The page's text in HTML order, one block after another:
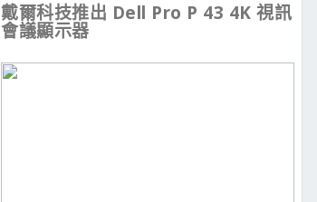
戴爾科技推出 Dell Pro P 43 4K 視訊
會議顯示器